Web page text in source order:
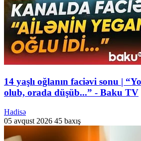
14 yaşlı oğlanın faciəvi sonu |
olub, orada düşüb...” - Baku TV
Hadisə
05 avqust 2026 45 baxış